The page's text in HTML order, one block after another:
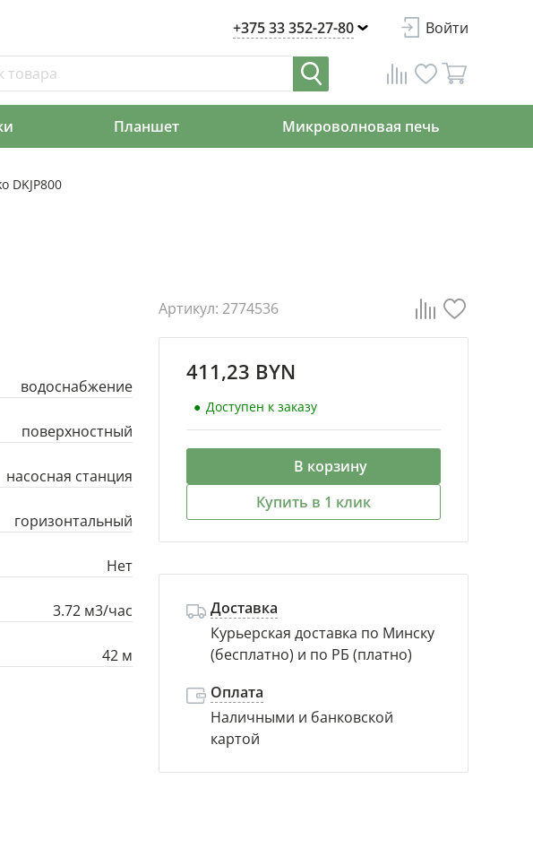
+375 33 352-27-80 Войти
Планшет Микроволновая печь
DKJP800
водоснабжение
поверхностный
насосная станция
горизонтальный
Нет
3.72 м3/час
42 м
Артикул: 2774536
411,23 BYN
Доступен к заказу
В корзину
Купить в 1 клик
Доставка
Курьерская доставка по Минску
(бесплатно) и по РБ (платно)
Оплата
Наличными и банковской
картой